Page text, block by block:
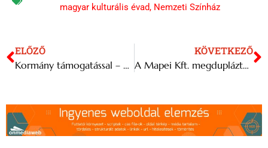
magyar kulturális évad, Nemzeti Színház
ELŐZŐ
Kormány támogatással – Nemzetközi Sörverseny és Sörmustra
KÖVETKEZŐ
A Mapei Kft. megduplázta magyarországi kapacitását